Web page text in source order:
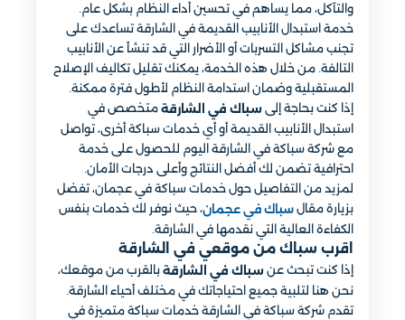
والتآكل، مما يساهم في تحسين أداء النظام بشكل عام.
خدمة استبدال الأنابيب القديمة في الشارقة تساعدك على
تجنب مشاكل التسربات أو الأضرار التي قد تنشأ عن الأنابيب
التالفة. من خلال هذه الخدمة، يمكنك تقليل تكاليف الإصلاح
المستقبلية وضمان استدامة النظام لأطول فترة ممكنة.
إذا كنت بحاجة إلى سباك في الشارقة متخصص في
استبدال الأنابيب القديمة أو أي خدمات سباكة أخرى، تواصل
مع شركة سباكة في الشارقة اليوم للحصول على خدمة
احترافية تضمن لك أفضل النتائج وأعلى درجات الأمان.
لمزيد من التفاصيل حول خدمات سباكة في عجمان، تفضل
بزيارة مقال سباك في عجمان، حيث نوفر لك خدمات بنفس
الكفاءة العالية التي نقدمها في الشارقة.
اقرب سباك من موقعي في الشارقة
إذا كنت تبحث عن سباك في الشارقة بالقرب من موقعك،
نحن هنا لتلبية جميع احتياجاتك في مختلف أحياء الشارقة.
تقدم شركة سباكة في الشارقة خدمات سباكة متميزة في